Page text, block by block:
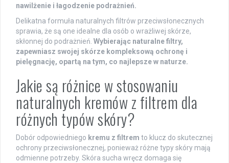
nawilżenie i łagodzenie podrażnień.
Delikatna formuła naturalnych filtrów przeciwsłonecznych
sprawia, że są one idealne dla osób o wrażliwej skórze,
skłonnej do podrażnień. Wybierając naturalne filtry,
zapewniasz swojej skórze kompleksową ochronę i
pielęgnację, opartą na tym, co najlepsze w naturze.
Jakie są różnice w stosowaniu
naturalnych kremów z filtrem dla
różnych typów skóry?
Dobór odpowiedniego kremu z filtrem to klucz do skutecznej
ochrony przeciwsłonecznej, ponieważ różne typy skóry mają
odmienne potrzeby. Skóra sucha wręcz domaga się